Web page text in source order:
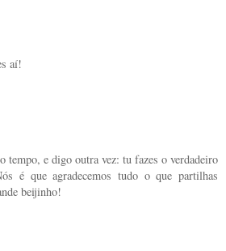
aí!
tempo, e digo outra vez: tu fazes o verdadeiro
é que agradecemos tudo o que partilhas
beijinho!